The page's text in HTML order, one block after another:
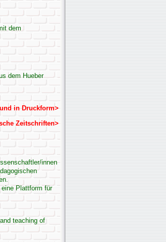
dem
dem Hueber
in Druckform>
Zeitschriften>
innen
Plattform für
teaching of